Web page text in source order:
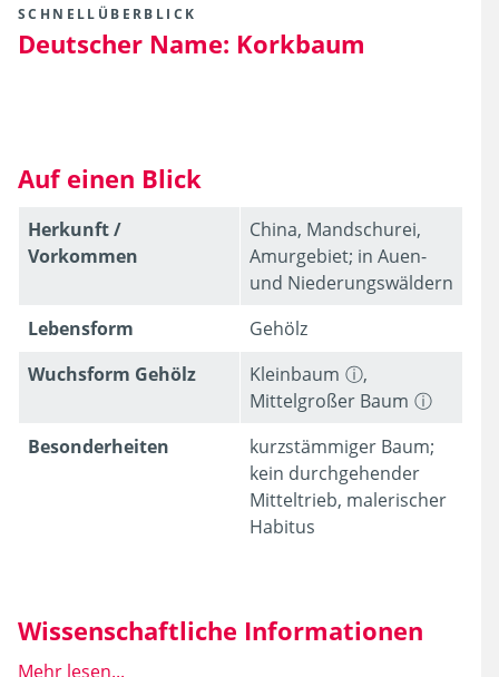
SCHNELLÜBERBLICK
Deutscher Name: Korkbaum
Auf einen Blick
Herkunft /
Vorkommen
China, Mandschurei,
Amurgebiet; in Auen-
und Niederungswäldern
Lebens­form
Gehölz
Wuchsform Gehölz
Kleinbaum
,
Mittelgroßer Baum
Besonder­heiten
kurzstämmiger Baum;
kein durchgehender
Mitteltrieb, malerischer
Habitus
Wissenschaftliche Informationen
Mehr lesen...